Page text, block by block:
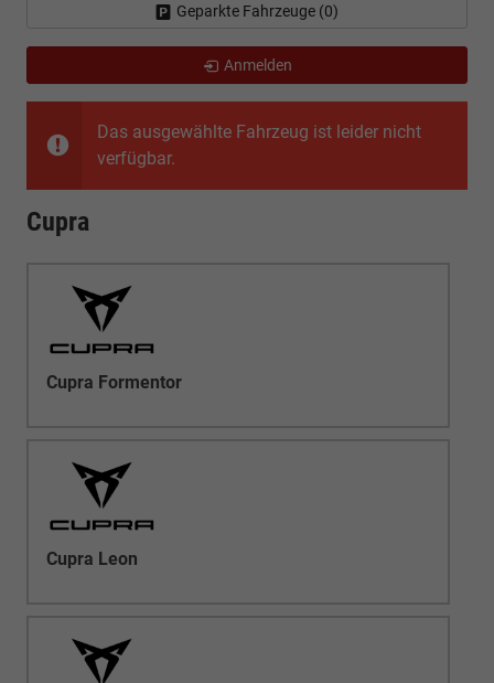
Das ausgewählte Fahrzeug ist leider nicht
verfügbar.
Cupra
Cupra Formentor
Cupra Leon
Geparkte Fahrzeuge (0)
Anmelden